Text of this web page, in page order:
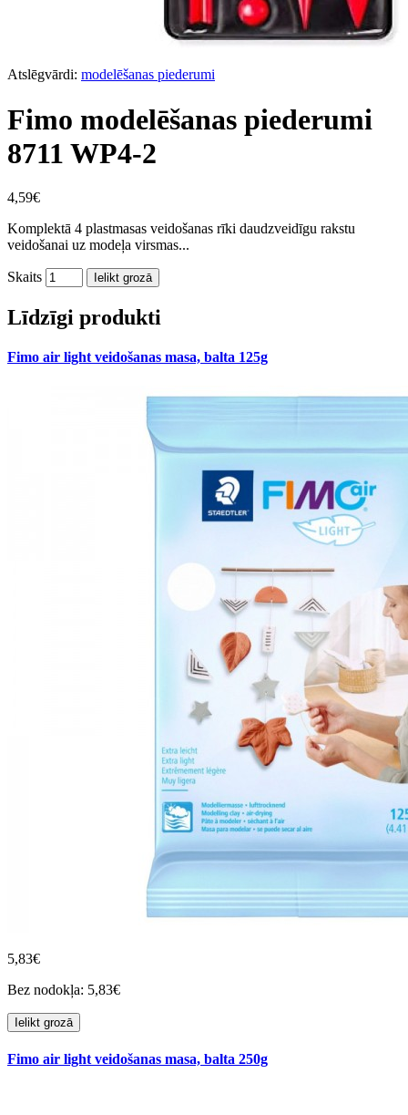
Atslēgvārdi: modelēšanas piederumi
Fimo modelēšanas piederumi
8711 WP4-2
4,59€
Komplektā 4 plastmasas veidošanas rīki daudzveidīgu rakstu
veidošanai uz modeļa virsmas...
Skaits Ielikt grozā
Līdzīgi produkti
Fimo air light veidošanas masa, balta 125g
5,83€
Bez nodokļa: 5,83€
Ielikt grozā
Fimo air light veidošanas masa, balta 250g